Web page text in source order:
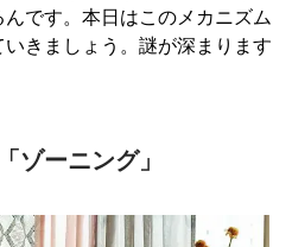
です。本日はこのメカニズム
きましょう。謎が深まります
ゾーニング」